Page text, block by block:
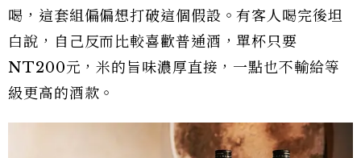
喝，這套組偏偏想打破這個假設。有客人喝完後坦
白說，自己反而比較喜歡普通酒，單杯只要
NT200元，米的旨味濃厚直接，一點也不輸給等
級更高的酒款。